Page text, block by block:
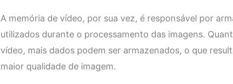
A memória de vídeo, por sua vez, é responsável por
utilizados durante o processamento das imagens.
vídeo, mais dados podem ser armazenados, o que
maior qualidade de imagem.